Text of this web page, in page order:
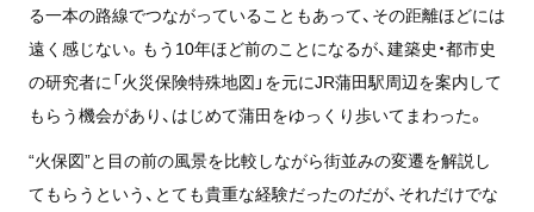
る一本の路線でつながっていることもあって、その距離ほどには
遠く感じない。もう10年ほど前のことになるが、建築史・都市史
の研究者に「火災保険特殊地図」を元にJR蒲田駅周辺を案内して
もらう機会があり、はじめて蒲田をゆっくり歩いてまわった。
“火保図”と目の前の風景を比較しながら街並みの変遷を解説し
てもらうという、とても貴重な経験だったのだが、それだけでな